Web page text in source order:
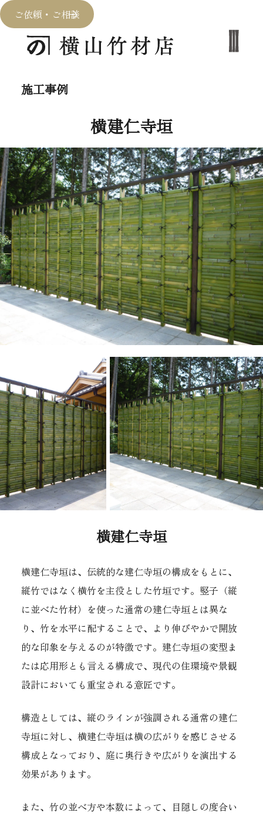
ご依頼・ご相談
施工事例
横建仁寺垣
横建仁寺垣
横建仁寺垣は、伝統的な建仁寺垣の構成をもとに、
縦竹ではなく横竹を主役とした竹垣です。竪子（縦
に並べた竹材）を使った通常の建仁寺垣とは異な
り、竹を水平に配することで、より伸びやかで開放
的な印象を与えるのが特徴です。建仁寺垣の変型ま
たは応用形とも言える構成で、現代の住環境や景観
設計においても重宝される意匠です。
構造としては、縦のラインが強調される通常の建仁
寺垣に対し、横建仁寺垣は横の広がりを感じさせる
構成となっており、庭に奥行きや広がりを演出する
効果があります。
また、竹の並べ方や本数によって、目隠しの度合い